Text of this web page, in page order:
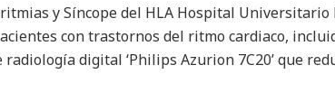
y Síncope del HLA Hospital
con trastornos del ritmo cardiaco,
digital ‘Philips Azurion 7C20’ que